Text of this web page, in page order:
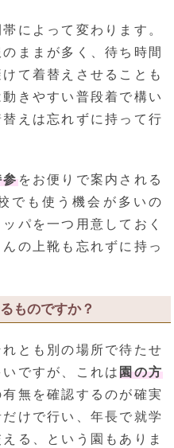
によって変わります。
ままが多く、待ち時間
て着替えさせることも
きやすい普段着で構い
えは忘れずに持って行
参をお便りで案内される
でも使う機会が多いの
パを一つ用意しておく
の上靴も忘れずに持っ
ものですか？
れとも別の場所で待たせ
ですが、これは園の方
無を確認するのが確実
けで行い、年長で就学
る、という園もありま